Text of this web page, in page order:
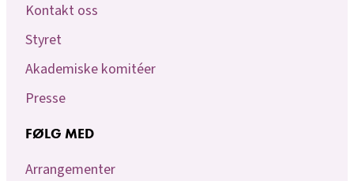
Kontakt oss
Styret
Akademiske komitéer
Presse
FØLG MED
Arrangementer